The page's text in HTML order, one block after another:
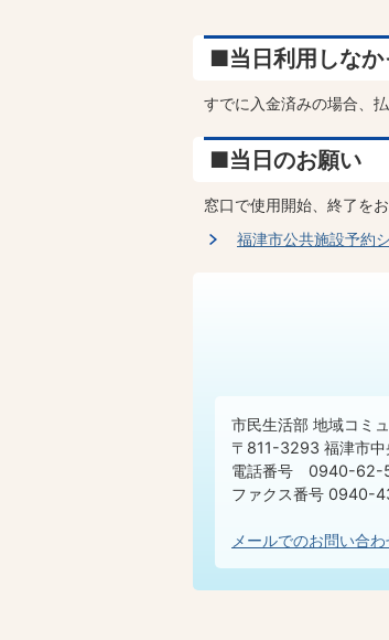
■当日利用しなか
すでに入金済みの場合、
■当日のお願い
窓口で使用開始、終了を
福津市公共施設予約
市民生活部 地域コミ
〒811-3293 福津市中
電話番号 0940-62-
ファクス番号 0940-
メールでのお問い合